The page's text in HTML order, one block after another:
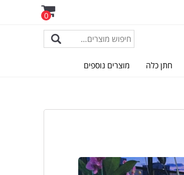
0
חתן כלה מוצרים נוספים